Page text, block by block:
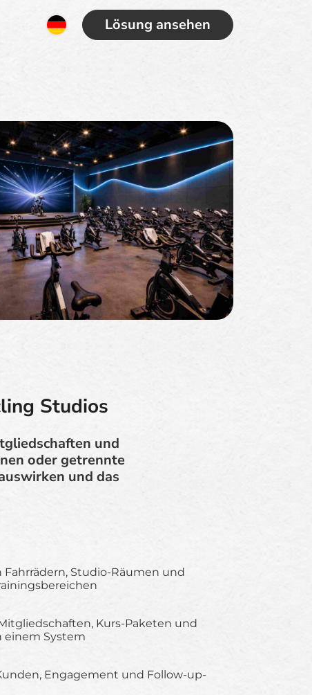
Lösung ansehen
Studios
und
oder getrennte
und das
Studio-Räumen und
Kurs-Paketen und
einem System
Engagement und Follow-up-